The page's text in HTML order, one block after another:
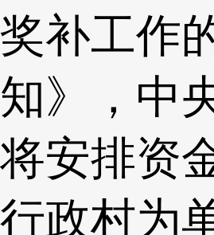
奖补工作
知》，中
将安排资
行政村为